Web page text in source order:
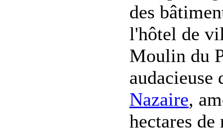
des
l'hôtel de
Moulin du
Nazaire,
hectares de